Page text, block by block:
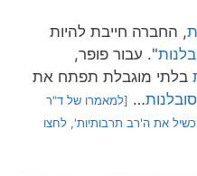
, החברה חייבת להיות
". עבור פופר,
בלתי מוגבלת תפתח את
סובלנות… [למאמרו של ד"ר
את ה'רב תרבותיות', לחצו